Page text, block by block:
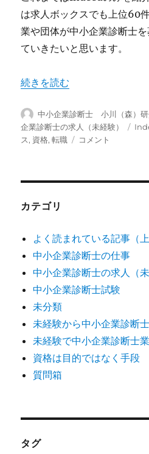
は求人ボックスでも上位60
業や団体が中小企業診断士
ていきたいと思います。
“中小企業診断士の求人情報
続きを読む
投
稿
者
中小企業診断士 小川（森）研
企業診断士の求人（未経験）
タ
ス, 資格,転職
中
求
人
情
報
ま
め
（2025
年
4
コメント
カテゴリ
よく読まれている記事（上
中小企業診断士の仕事
中小企業診断士の求人（未
中小企業診断士試験
未分類
未経験から中小企業診断
未経験で中小企業診断士
資格は目的ではなく手段
質問箱
タグ